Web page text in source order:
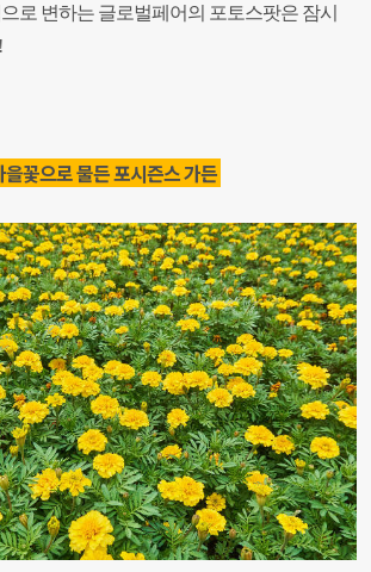
로 변하는 글로벌페어의 포토스팟은 잠시
꽃으로 물든 포시즌스 가든